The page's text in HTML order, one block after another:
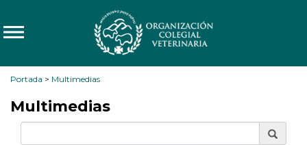
Portada > Multimedias
Multimedias